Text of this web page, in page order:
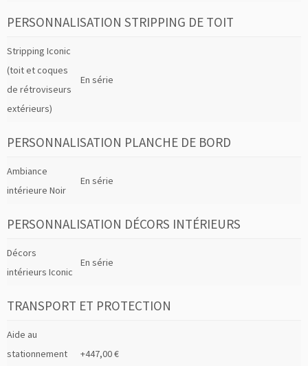
PERSONNALISATION STRIPPING DE TOIT
Stripping Iconic
(toit et coques
de rétroviseurs
extérieurs)
En série
PERSONNALISATION PLANCHE DE BORD
Ambiance
intérieure Noir
En série
PERSONNALISATION DÉCORS INTÉRIEURS
Décors
intérieurs Iconic
En série
TRANSPORT ET PROTECTION
Aide au
stationnement
+447,00 €